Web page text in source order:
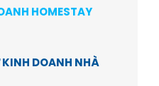
HOMESTAY
DOANH NHÀ